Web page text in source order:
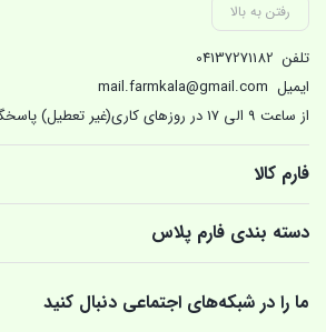
رفتن به بالا
تلفن 04137271182
ایمیل mail.farmkala@gmail.com
از ساعت 9 الی 17 در روزهای کاری(غیر تعطیل) پاسخگوی شماییم.
فارم کالا
دسته بندی فارم پلاس
ما را در شبکه‌های اجتماعی دنبال کنید